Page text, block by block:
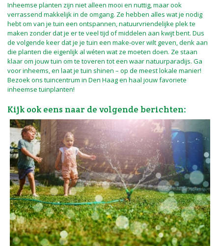
Inheemse planten zijn niet alleen mooi en nuttig, maar ook
verrassend makkelijk in de omgang. Ze hebben alles wat je nodig
hebt om van je tuin een ontspannen, natuurvriendelijke plek te
maken zonder dat je er te veel tijd of middelen aan kwijt bent. Dus
de volgende keer dat je je tuin een make-over wilt geven, denk aan
die planten die eigenlijk al wéten wat ze moeten doen. Ze staan
klaar om jouw tuin om te toveren tot een waar natuurparadijs. Ga
voor inheems, en laat je tuin shinen – op de meest lokale manier!
Bezoek ons tuincentrum in Den Haag en haal jouw favoriete
inheemse tuinplanten!
Kijk ook eens naar de volgende berichten: